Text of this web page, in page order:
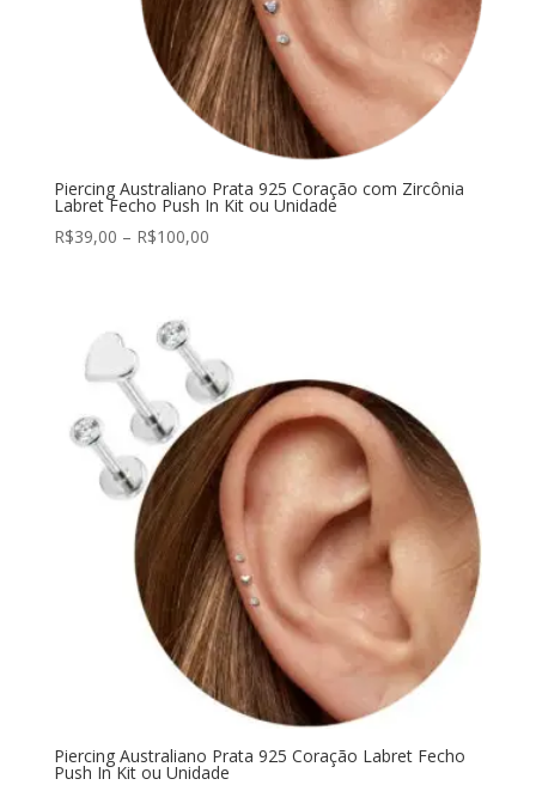
Piercing Australiano Prata 925 Coração com Zircônia
Labret Fecho Push In Kit ou Unidade
R$39,00 – R$100,00
Piercing Australiano Prata 925 Coração Labret Fecho
Push In Kit ou Unidade